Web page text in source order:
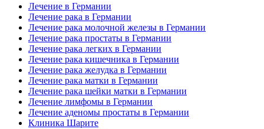
Лечение в Германии
Лечение рака в Германии
Лечение рака молочной железы в Германии
Лечение рака простаты в Германии
Лечение рака легких в Германии
Лечение рака кишечника в Германии
Лечение рака желудка в Германии
Лечение рака матки в Германии
Лечение рака шейки матки в Германии
Лечение лимфомы в Германии
Лечение аденомы простаты в Германии
Клиника Шарите